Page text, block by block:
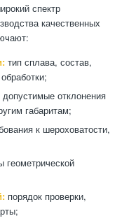
спектр
качественных
тип сплава, состав,
отклонения
габаритам;
к шероховатости,
порядок проверки,